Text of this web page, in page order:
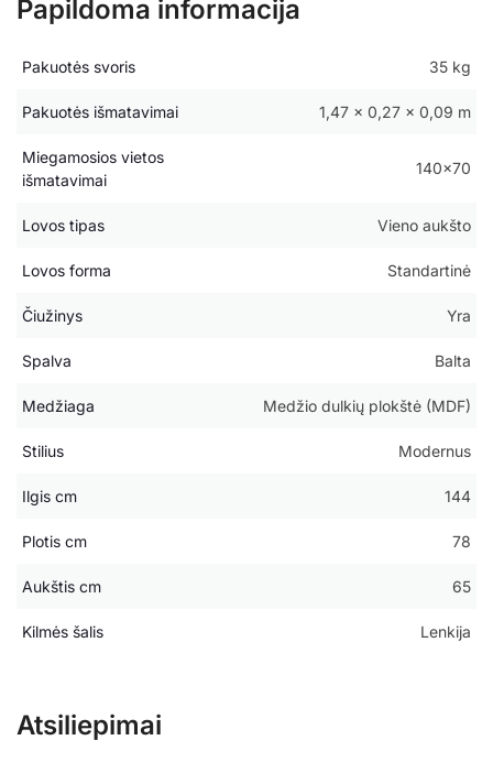
Papildoma informacija
Pakuotės svoris 35 kg
Pakuotės išmatavimai 1,47 × 0,27 × 0,09 m
Miegamosios vietos
išmatavimai
140×70
Lovos tipas Vieno aukšto
Lovos forma Standartinė
Čiužinys Yra
Spalva Balta
Medžiaga Medžio dulkių plokštė (MDF)
Stilius Modernus
Ilgis cm 144
Plotis cm 78
Aukštis cm 65
Kilmės šalis Lenkija
Atsiliepimai